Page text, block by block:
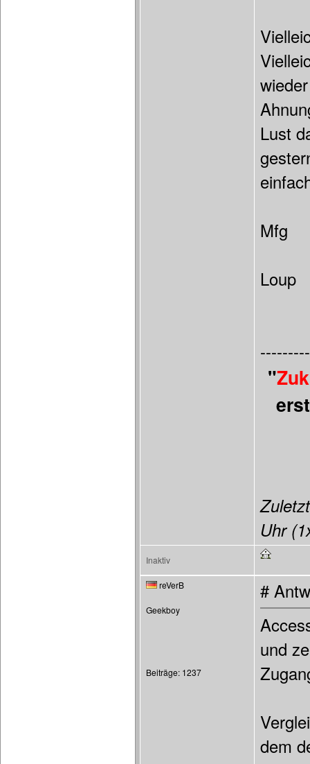
Lust
Mfg
Loup
"
Uhr
Inaktiv
reVerB
Geekboy
Beiträge: 1237
#
und
dem